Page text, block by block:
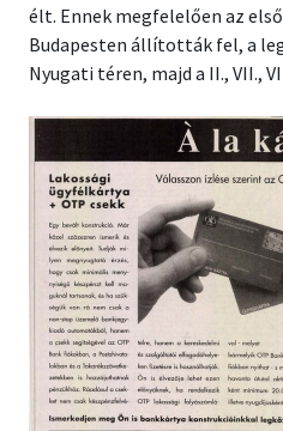
élt. Ennek megfelelően az
Budapesten állították fel, a
Nyugati téren, majd a II., VII.,